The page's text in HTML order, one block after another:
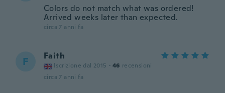
Colors do not match what was ordered!
Arrived weeks later than expected.
circa 7 anni fa
F Faith
Iscrizione dal 2015 · 46 recensioni
circa 7 anni fa